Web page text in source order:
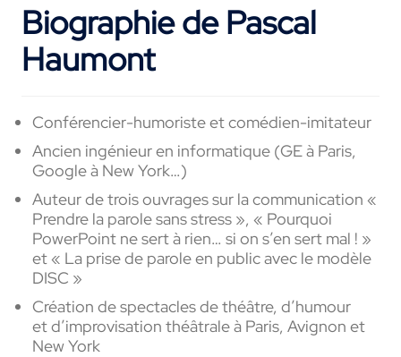
Biographie de Pascal
Haumont
Conférencier-humoriste et comédien-imitateur
Ancien ingénieur en informatique (GE à Paris,
Google à New York…)
Auteur de trois ouvrages sur la communication «
Prendre la parole sans stress », « Pourquoi
PowerPoint ne sert à rien… si on s’en sert mal ! »
et « La prise de parole en public avec le modèle
DISC »
Création de spectacles de théâtre, d’humour
et d’improvisation théâtrale à Paris, Avignon et
New York